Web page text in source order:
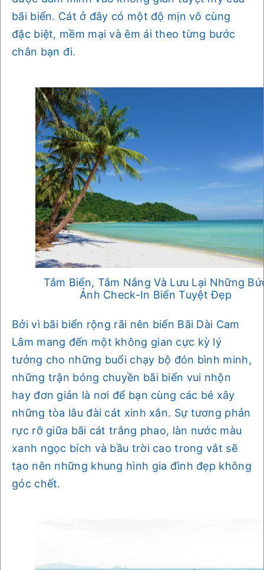
bãi biển. Cát ở đây có một độ mịn vô cùng
đặc biệt, mềm mại và êm ái theo từng bước
chân bạn đi.
Tắm Biển, Tắm Nắng Và Lưu Lại Những
Ảnh Check-In Biển Tuyệt Đẹp
Bởi vì bãi biển rộng rãi nên biển Bãi Dài Cam
Lâm mang đến một không gian cực kỳ lý
tưởng cho những buổi chạy bộ đón bình minh,
những trận bóng chuyền bãi biển vui nhộn
hay đơn giản là nơi để bạn cùng các bé xây
những tòa lâu đài cát xinh xắn. Sự tương phản
rực rỡ giữa bãi cát trắng phao, làn nước màu
xanh ngọc bích và bầu trời cao trong vắt sẽ
tạo nên những khung hình gia đình đẹp không
góc chết.